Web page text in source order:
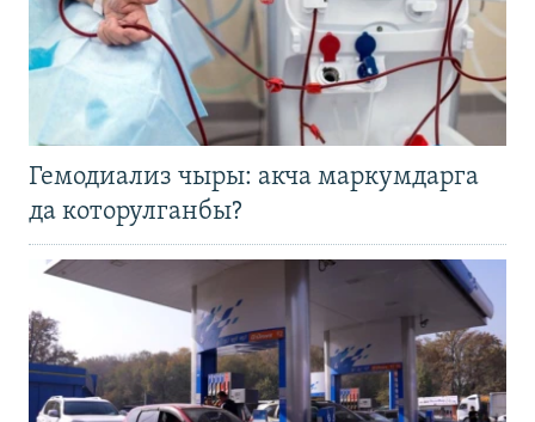
Гемодиализ чыры: акча маркумдарга
да которулганбы?